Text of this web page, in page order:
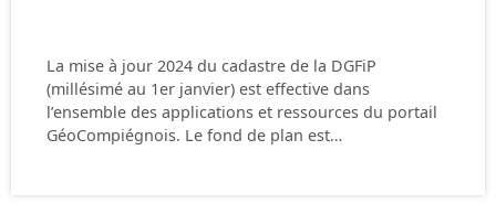
La mise à jour 2024 du cadastre de la DGFiP
(millésimé au 1er janvier) est effective dans
l’ensemble des applications et ressources du portail
GéoCompiégnois. Le fond de plan est…